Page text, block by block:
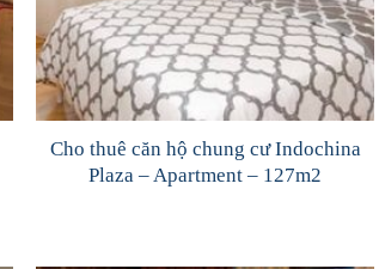
Cho thuê căn hộ chung cư Indochina
Plaza – Apartment – 127m2